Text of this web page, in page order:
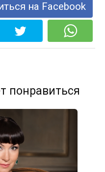
на Facebook
понравиться